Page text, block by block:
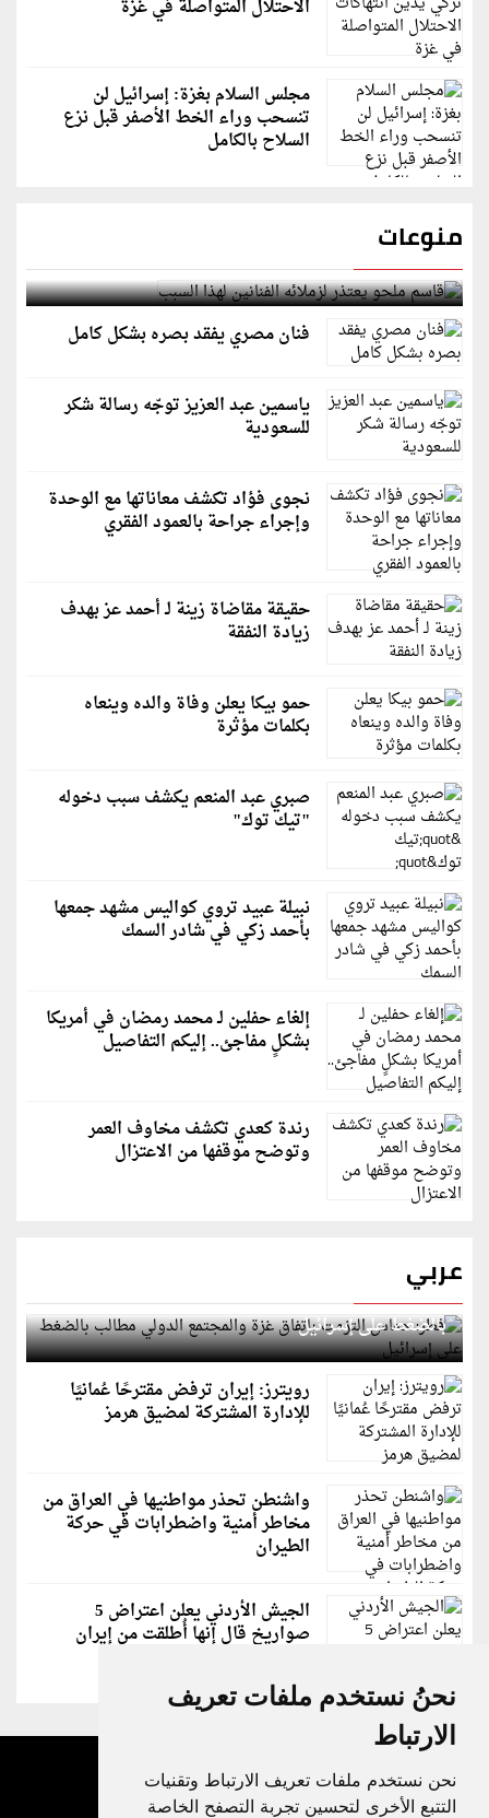
نحنُ نستخدم ملفات تعريف
الارتباط
نحن نستخدم ملفات تعريف الارتباط وتقنيات
التتبع الأخرى لتحسين تجربة التصفح الخاصة
الاحتلال المتواصلة في غزة
مجلس السلام بغزة: إسرائيل لن
تنسحب وراء الخط الأصفر قبل نزع
السلاح بالكامل
منوعات
قاسم ملحو يعتذر لزملائه الفنانين لهذا السبب
فنان مصري يفقد بصره بشكل كامل
ياسمين عبد العزيز توجّه رسالة شكر
للسعودية
نجوى فؤاد تكشف معاناتها مع الوحدة
وإجراء جراحة بالعمود الفقري
حقيقة مقاضاة زينة لـ أحمد عز بهدف
زيادة النفقة
حمو بيكا يعلن وفاة والده وينعاه
بكلمات مؤثرة
صبري عبد المنعم يكشف سبب دخوله
"تيك توك"
نبيلة عبيد تروي كواليس مشهد جمعها
بأحمد زكي في شادر السمك
إلغاء حفلين لـ محمد رمضان في أمريكا
بشكلٍ مفاجئ.. إليكم التفاصيل
رندة كعدي تكشف مخاوف العمر
وتوضح موقفها من الاعتزال
عربي
قطر: حماس التزمت باتفاق غزة والمجتمع الدولي مطالب
بالضغط على إسرائيل
رويترز: إيران ترفض مقترحًا عُمانيًا
للإدارة المشتركة لمضيق هرمز
واشنطن تحذر مواطنيها في العراق من
مخاطر أمنية واضطرابات في حركة
الطيران
الجيش الأردني يعلن اعتراض 5
صواريخ قال إنها أُطلقت من إيران